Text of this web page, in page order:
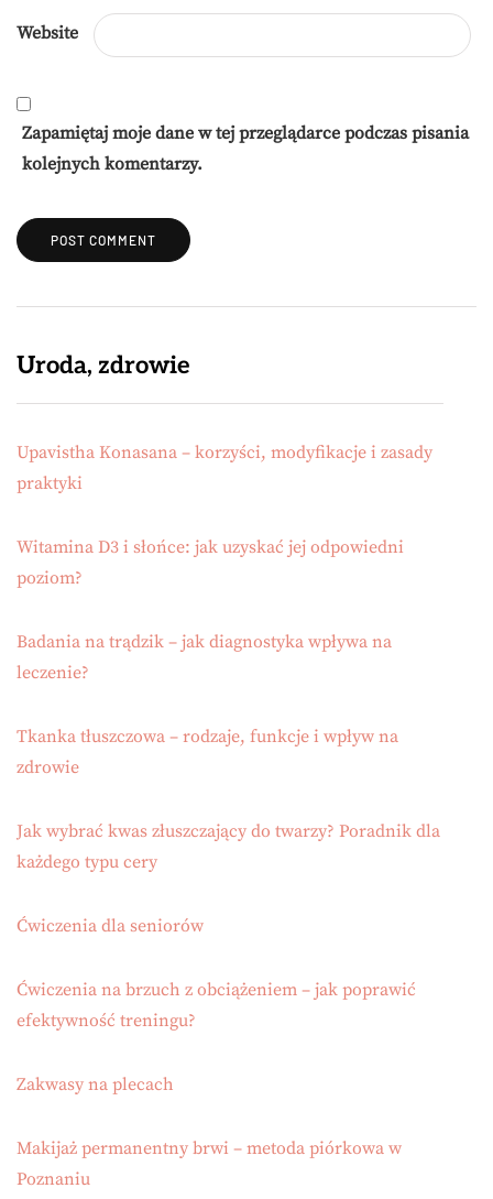
Website
Zapamiętaj moje dane w tej przeglądarce podczas pisania
kolejnych komentarzy.
Uroda, zdrowie
Upavistha Konasana – korzyści, modyfikacje i zasady
praktyki
Witamina D3 i słońce: jak uzyskać jej odpowiedni
poziom?
Badania na trądzik – jak diagnostyka wpływa na
leczenie?
Tkanka tłuszczowa – rodzaje, funkcje i wpływ na
zdrowie
Jak wybrać kwas złuszczający do twarzy? Poradnik dla
każdego typu cery
Ćwiczenia dla seniorów
Ćwiczenia na brzuch z obciążeniem – jak poprawić
efektywność treningu?
Zakwasy na plecach
Makijaż permanentny brwi – metoda piórkowa w
Poznaniu